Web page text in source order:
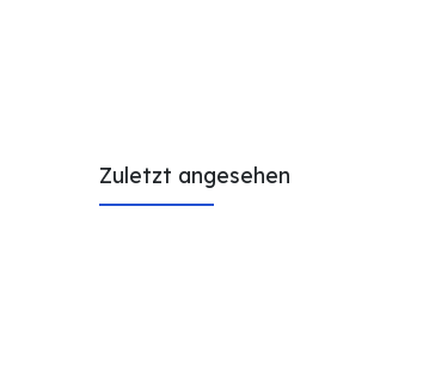
Zuletzt angesehen